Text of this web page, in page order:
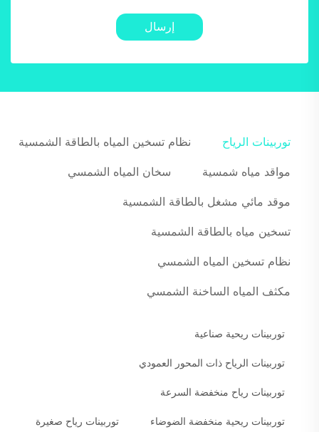
إرسال
توربينات الرياح نظام تسخين المياه بالطاقة الشمسية
مواقد مياه شمسية سخان المياه الشمسي
موقد مائي مشغل بالطاقة الشمسية
تسخين مياه بالطاقة الشمسية
نظام تسخين المياه الشمسي
مكثف المياه الساخنة الشمسي
توربينات ريحية صناعية
توربينات الرياح ذات المحور العمودي
توربينات رياح منخفضة السرعة
توربينات ريحية منخفضة الضوضاء توربينات رياح صغيرة